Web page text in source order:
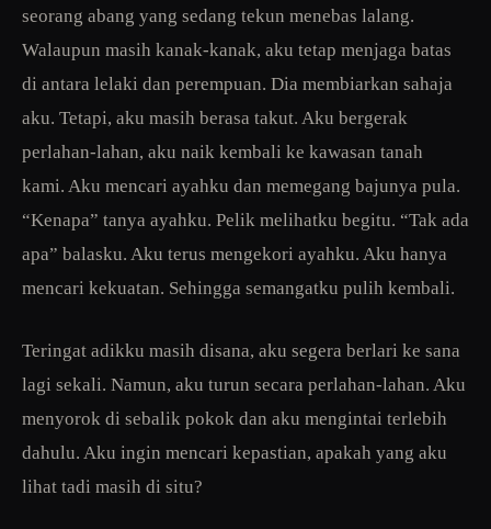
seorang abang yang sedang tekun menebas lalang.
Walaupun masih kanak-kanak, aku tetap menjaga batas
di antara lelaki dan perempuan. Dia membiarkan sahaja
aku. Tetapi, aku masih berasa takut. Aku bergerak
perlahan-lahan, aku naik kembali ke kawasan tanah
kami. Aku mencari ayahku dan memegang bajunya pula.
“Kenapa” tanya ayahku. Pelik melihatku begitu. “Tak ada
apa” balasku. Aku terus mengekori ayahku. Aku hanya
mencari kekuatan. Sehingga semangatku pulih kembali.
Teringat adikku masih disana, aku segera berlari ke sana
lagi sekali. Namun, aku turun secara perlahan-lahan. Aku
menyorok di sebalik pokok dan aku mengintai terlebih
dahulu. Aku ingin mencari kepastian, apakah yang aku
lihat tadi masih di situ?